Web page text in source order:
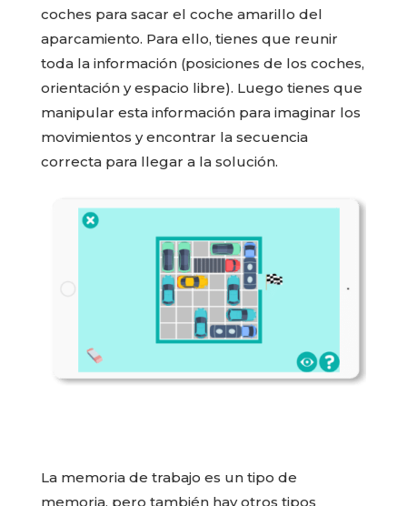
coches para sacar el coche amarillo del
aparcamiento. Para ello, tienes que reunir
toda la información (posiciones de los coches,
orientación y espacio libre). Luego tienes que
manipular esta información para imaginar los
movimientos y encontrar la secuencia
correcta para llegar a la solución.
La memoria de trabajo es un tipo de
memoria, pero también hay otros tipos